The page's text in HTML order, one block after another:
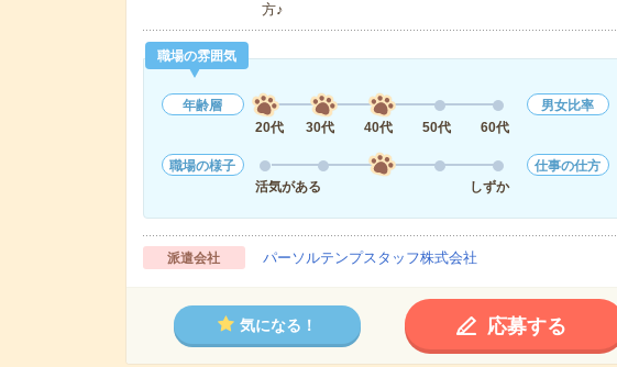
方♪
職場の雰囲気
年齢層
20代
30代 40代 50代 60代
男女比率
職場の様子
活気がある
しずか
仕事の仕方
派遣会社 パーソルテンプスタッフ株式会社
気になる！ 応募する